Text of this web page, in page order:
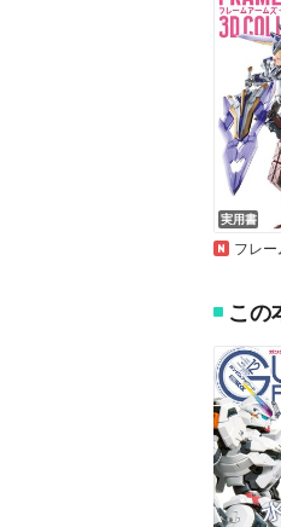
実用書
フレームア
この